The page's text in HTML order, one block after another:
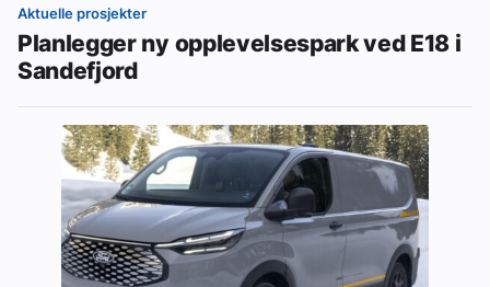
Aktuelle prosjekter
Planlegger ny opplevelsespark ved E18 i
Sandefjord